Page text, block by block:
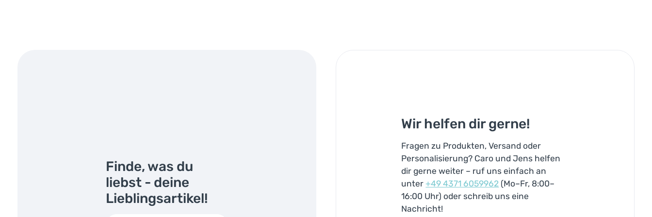
Finde, was du
liebst - deine
Lieblingsartikel!
Wir helfen dir gerne!
Fragen zu Produkten, Versand oder
Personalisierung? Caro und Jens helfen
dir gerne weiter – ruf uns einfach an
unter+49 4371 6059962 (Mo–Fr, 8:00–
16:00 Uhr) oder schreib uns eine
Nachricht!